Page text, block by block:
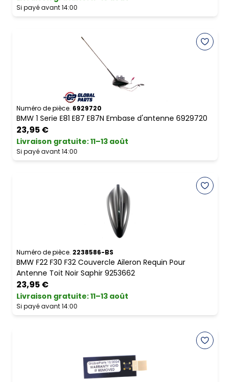
Si payé avant 14:00
Numéro de pièce. 6929720
BMW 1 Serie E81 E87 E87N Embase d'antenne 6929720
23,95 €
Livraison gratuite:11–13 août
Si payé avant 14:00
Numéro de pièce. 2238586-BS
BMW F22 F30 F32 Couvercle Aileron Requin Pour
Antenne Toit Noir Saphir 9253662
23,95 €
Livraison gratuite:11–13 août
Si payé avant 14:00